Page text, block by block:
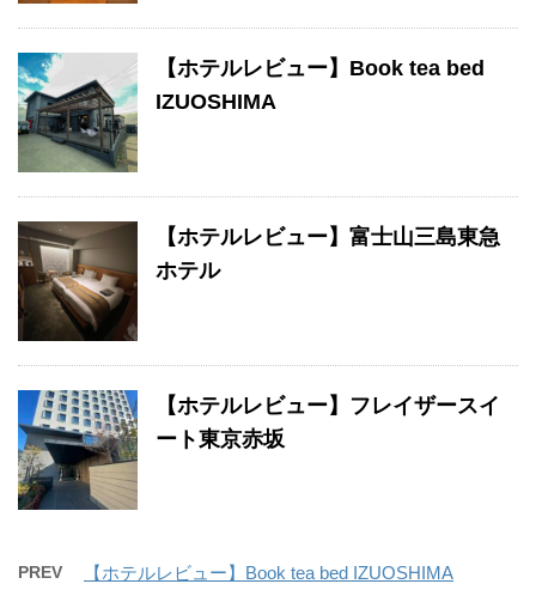
【ホテルレビュー】Book tea bed
IZUOSHIMA
【ホテルレビュー】富士山三島東急
ホテル
【ホテルレビュー】フレイザースイ
ート東京赤坂
PREV 【ホテルレビュー】Book tea bed IZUOSHIMA